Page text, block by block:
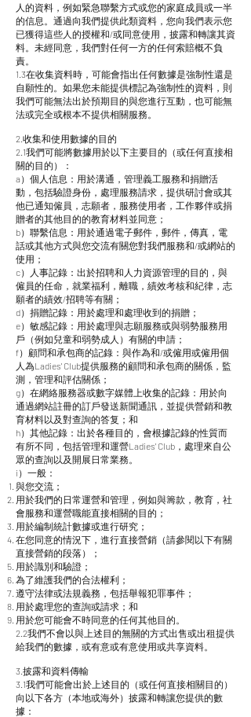
人的資料，例如緊急聯繫方式或您的家庭成員或一半
的信息。通過向我們提供此類資料，您向我們表示您
已獲得這些人的授權和/或同意使用，披露和轉讓其資
料。未經同意，我們對任何一方的任何索賠概不負
責。
1.3在收集資料時，可能會指出任何數據是強制性還是
自願性的。如果您未能提供標記為強制性的資料，則
我們可能無法出於預期目的與您進行互動，也可能無
法或完全或根本不提供相關服務。
2.收集和使用數據的目的
2.1我們可能將數據用於以下主要目的（或任何直接相
關的目的）：
a）個人信息：用於溝通，管理義工服務和捐贈活
動，包括驗證身份，處理服務請求，提供研討會或其
他已通知僱員，志願者，服務使用者，工作夥伴或捐
贈者的其他目的的教育材料並同意；
b）聯繫信息：用於通過電子郵件，郵件，傳真，電
話或其他方式與您交流有關您對我們服務和/或網站的
使用；
c）人事記錄：出於招聘和人力資源管理的目的，與
僱員的任命，就業福利，離職，績效考核和紀律，志
願者的績效/招聘等有關；
d）捐贈記錄：用於處理和處理收到的捐贈；
e）敏感記錄：用於處理與志願服務或與弱勢服務用
戶（例如兒童和弱勢成人）有關的申請；
f）顧問和承包商的記錄：與作為和/或僱用或僱用個
人為Ladies' Club提供服務的顧問和承包商的關係，監
測，管理和評估關係；
g）在網絡服務器或數字媒體上收集的記錄：用於向
通過網站註冊的訂戶發送新聞通訊，並提供營銷和教
育材料以及對查詢的答复；和
h）其他記錄：出於各種目的，會根據記錄的性質而
有所不同，包括管理和運營Ladies' Club，處理來自公
眾的查詢以及開展日常業務。
i）一般：
與您交流；
用於我們的日常運營和管理，例如與籌款，教育，社
會服務和運營職能直接相關的目的；
用於編制統計數據或進行研究；
在您同意的情況下，進行直接營銷（請參閱以下有關
直接營銷的段落）；
用於識別和驗證；
為了維護我們的合法權利；
遵守法律或法規義務，包括舉報犯罪事件；
用於處理您的查詢或請求；和
用於您可能會不時同意的任何其他目的。
2.2我們不會以與上述目的無關的方式出售或出租提供
給我們的數據，或有意或有意使用或共享資料。
3.披露和資料傳輸
3.1我們可能會出於上述目的（或任何直接相關目的）
向以下各方（本地或海外）披露和轉讓您提供的數
據：